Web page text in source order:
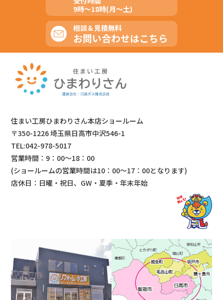
9時～18時(月～土)
相談＆見積無料
お問い合わせはこちら
住まい工房ひまわりさん本店ショールーム
〒350-1226 埼玉県日高市中沢546-1
TEL:042-978-5017
営業時間：9：00～18：00
(ショールームの営業時間は10：00～17：00となります)
店休日：日曜・祝日、GW・夏季・年末年始